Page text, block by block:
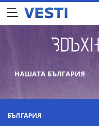
НАШАТА БЪЛГАРИЯ
БЪЛГАРИЯ